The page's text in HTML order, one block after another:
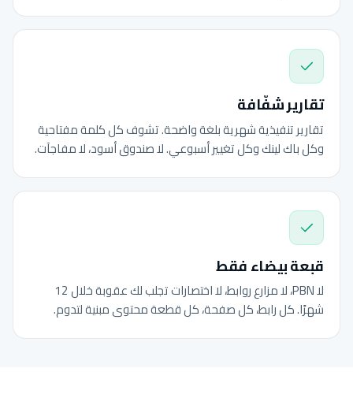
تقارير شفّافة
تقارير تنفيذية شهرية بلغة واضحة. تشوف كل كلمة مفتاحية
وكل باك لينك وكل تغيير أسبوعي. لا صندوق أسود، لا مفاجآت.
قبعة بيضاء فقط
لا PBN، لا مزارع روابط، لا اختصارات تجلب لك عقوبة خلال 12
شهرًا. كل رابط، كل صفحة، كل قطعة محتوى مبنية لتدوم.